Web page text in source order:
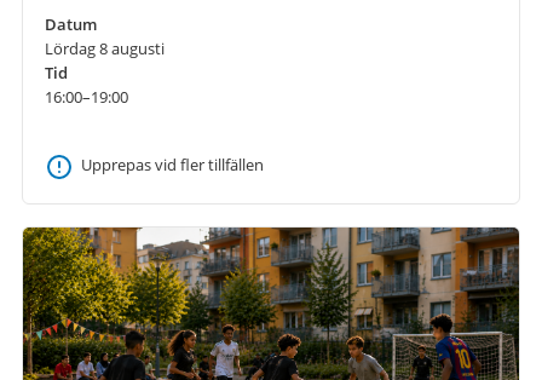
Datum
Lördag 8 augusti
Tid
16:00–19:00
Upprepas vid fler tillfällen